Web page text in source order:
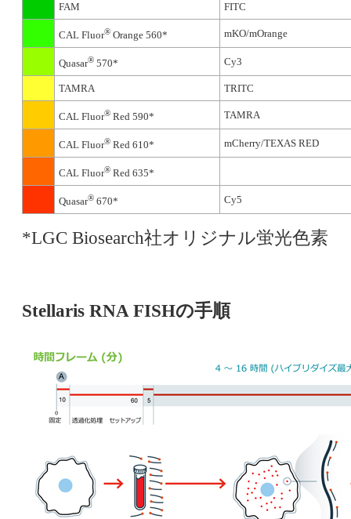
FAM FITC
CAL Fluor® Orange 560* mKO/mOrange
Quasar® 570* Cy3
TAMRA TRITC
CAL Fluor® Red 590* TAMRA
CAL Fluor® Red 610* mCherry/TEXAS RED
CAL Fluor® Red 635*
Quasar® 670* Cy5
*LGC Biosearch社オリジナル蛍光色素
Stellaris RNA FISHの手順